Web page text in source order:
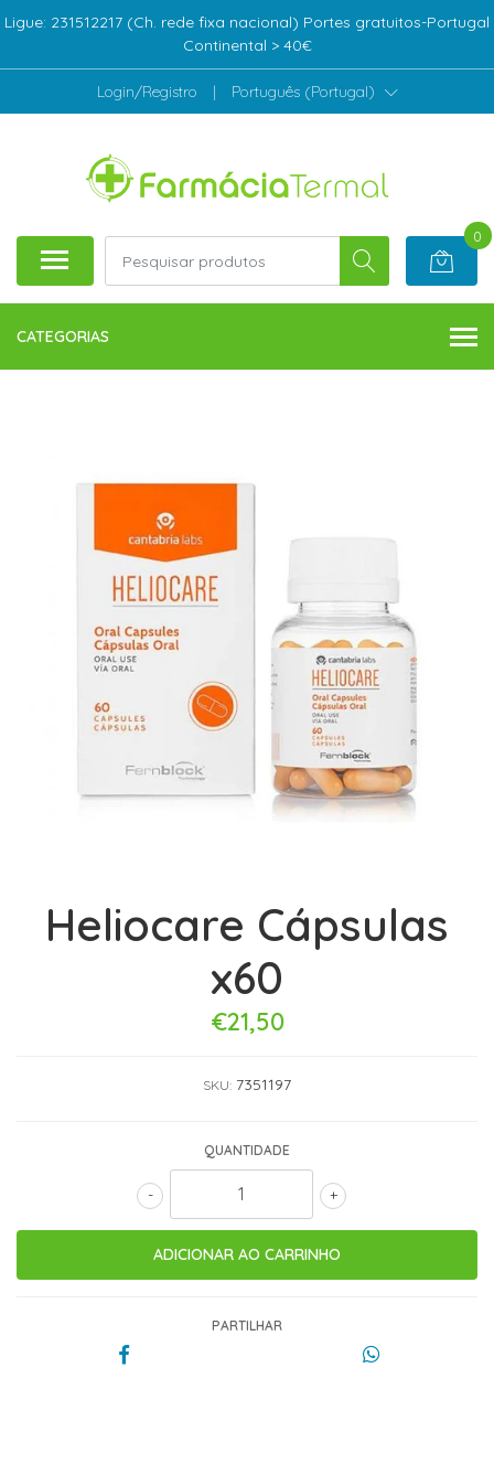
Ligue: 231512217 (Ch. rede fixa nacional) Portes gratuitos-Portugal
Continental > 40€
Login/Registro | Português (Portugal)
0
CATEGORIAS
Heliocare Cápsulas
x60
€21,50
SKU: 7351197
QUANTIDADE
+
-
PARTILHAR